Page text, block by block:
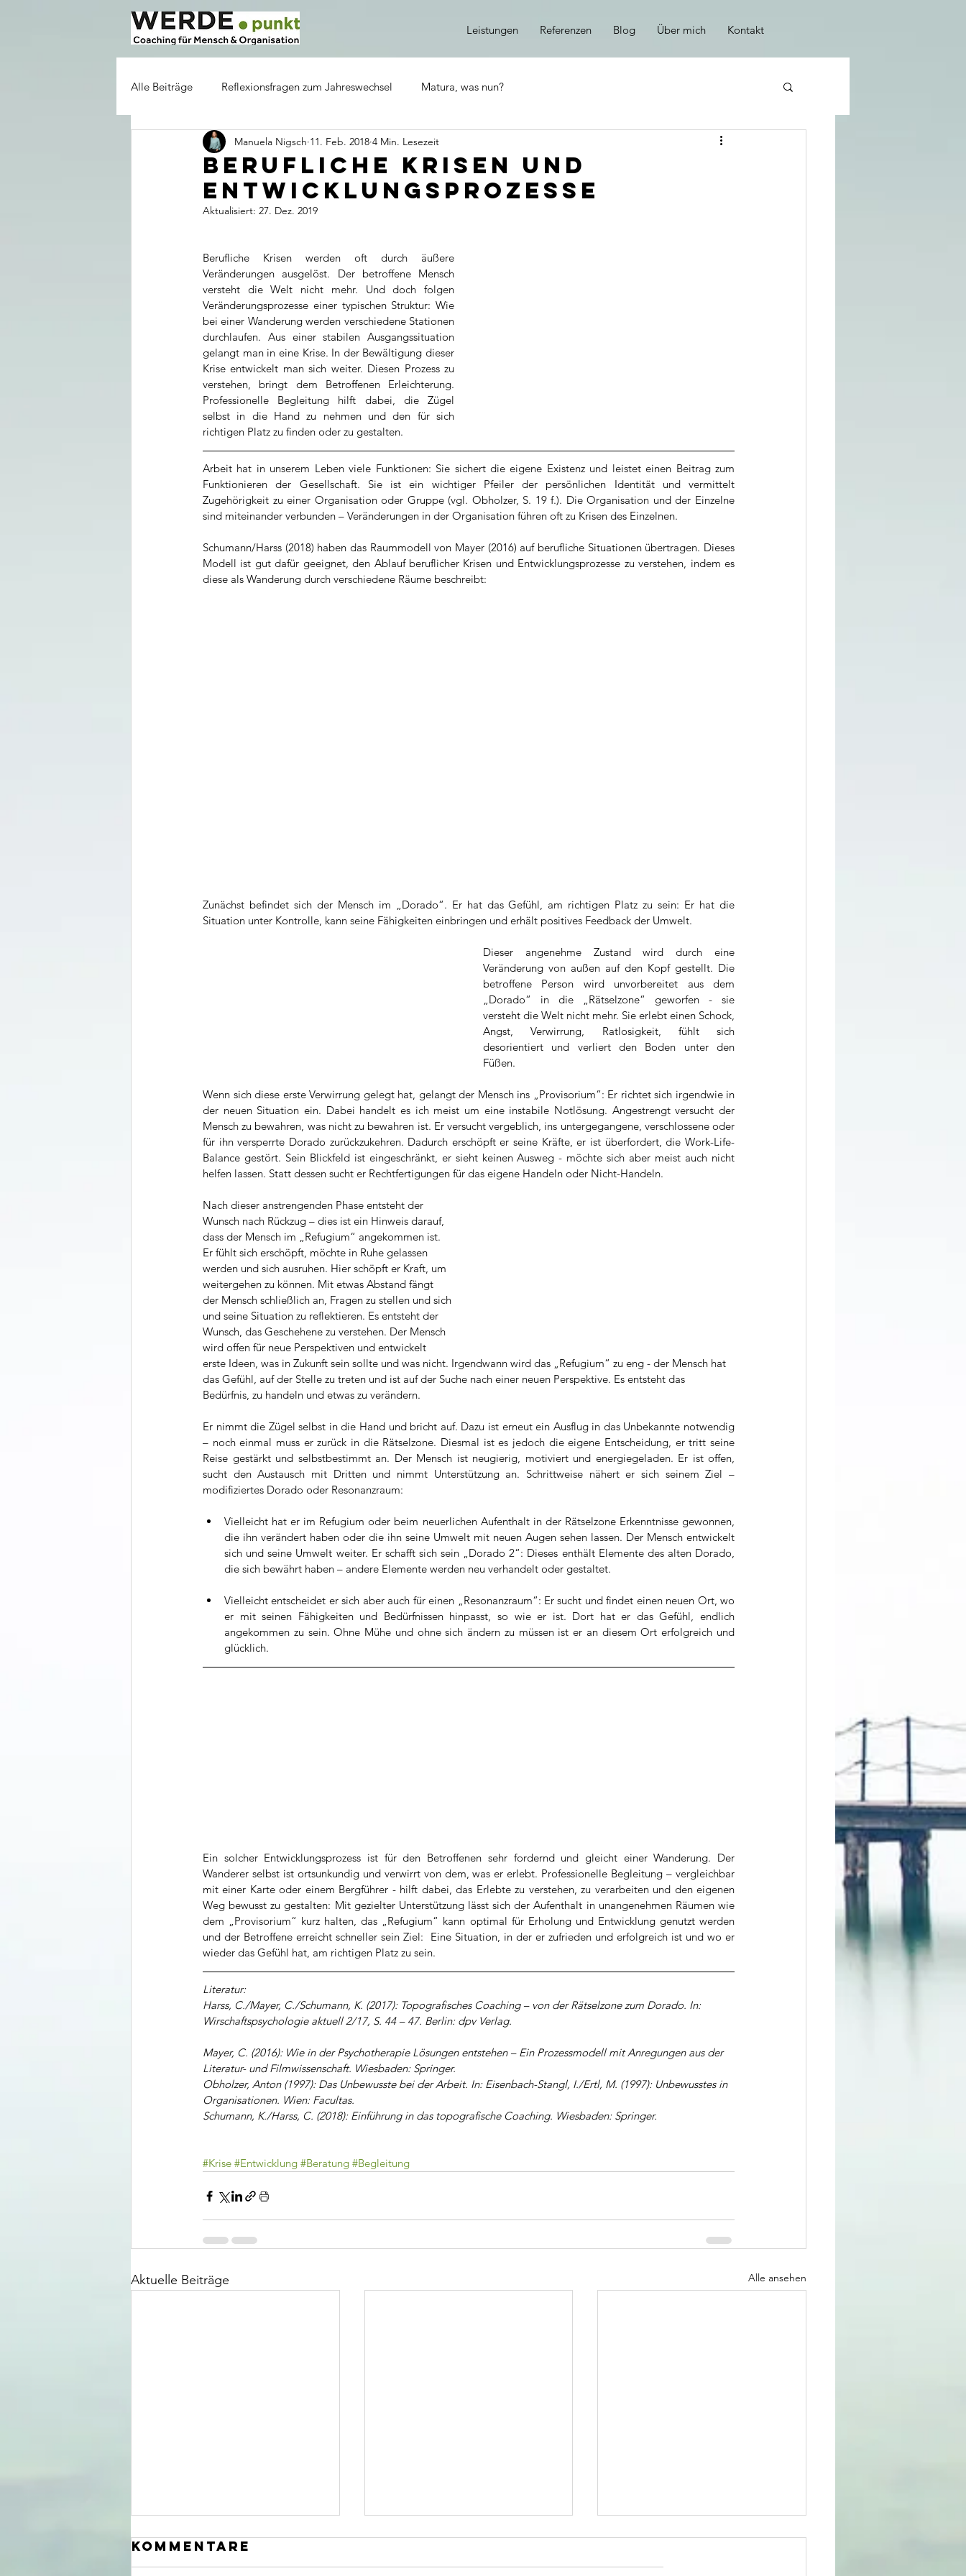
Leistungen Referenzen Blog Über mich Kontakt
Alle Beiträge Reflexionsfragen zum Jahreswechsel Matura, was nun?
Berufliche Krisen und
Entwicklungsprozesse
Manuela Nigsch 11. Feb. 2018 4 Min. Lesezeit
Aktualisiert: 27. Dez. 2019
Berufliche Krisen werden oft durch äußere
Veränderungen ausgelöst. Der betroffene Mensch
versteht die Welt nicht mehr. Und doch folgen
Veränderungsprozesse einer typischen Struktur: Wie
bei einer Wanderung werden verschiedene Stationen
durchlaufen. Aus einer stabilen Ausgangssituation
gelangt man in eine Krise. In der Bewältigung dieser
Krise entwickelt man sich weiter. Diesen Prozess zu
verstehen, bringt dem Betroffenen Erleichterung.
Professionelle Begleitung hilft dabei, die Zügel
selbst in die Hand zu nehmen und den für sich
richtigen Platz zu finden oder zu gestalten.
Arbeit hat in unserem Leben viele Funktionen: Sie sichert die eigene Existenz und leistet einen Beitrag zum
Funktionieren der Gesellschaft. Sie ist ein wichtiger Pfeiler der persönlichen Identität und vermittelt
Zugehörigkeit zu einer Organisation oder Gruppe (vgl. Obholzer, S. 19 f.). Die Organisation und der Einzelne
sind miteinander verbunden – Veränderungen in der Organisation führen oft zu Krisen des Einzelnen.
Schumann/Harss (2018) haben das Raummodell von Mayer (2016) auf berufliche Situationen übertragen. Dieses
Modell ist gut dafür geeignet, den Ablauf beruflicher Krisen und Entwicklungsprozesse zu verstehen, indem es
diese als Wanderung durch verschiedene Räume beschreibt:
Zunächst befindet sich der Mensch im „Dorado“. Er hat das Gefühl, am richtigen Platz zu sein: Er hat die
Situation unter Kontrolle, kann seine Fähigkeiten einbringen und erhält positives Feedback der Umwelt.
Dieser angenehme Zustand wird durch eine
Veränderung von außen auf den Kopf gestellt. Die
betroffene Person wird unvorbereitet aus dem
„Dorado“ in die „Rätselzone“ geworfen - sie
versteht die Welt nicht mehr. Sie erlebt einen Schock,
Angst, Verwirrung, Ratlosigkeit, fühlt sich
desorientiert und verliert den Boden unter den
Füßen.
Wenn sich diese erste Verwirrung gelegt hat, gelangt der Mensch ins „Provisorium“: Er richtet sich irgendwie in
der neuen Situation ein. Dabei handelt es ich meist um eine instabile Notlösung. Angestrengt versucht der
Mensch zu bewahren, was nicht zu bewahren ist. Er versucht vergeblich, ins untergegangene, verschlossene oder
für ihn versperrte Dorado zurückzukehren. Dadurch erschöpft er seine Kräfte, er ist überfordert, die Work-Life-
Balance gestört. Sein Blickfeld ist eingeschränkt, er sieht keinen Ausweg - möchte sich aber meist auch nicht
helfen lassen. Statt dessen sucht er Rechtfertigungen für das eigene Handeln oder Nicht-Handeln.
Nach dieser anstrengenden Phase entsteht der
Wunsch nach Rückzug – dies ist ein Hinweis darauf,
dass der Mensch im „Refugium“ angekommen ist.
Er fühlt sich erschöpft, möchte in Ruhe gelassen
werden und sich ausruhen. Hier schöpft er Kraft, um
weitergehen zu können. Mit etwas Abstand fängt
der Mensch schließlich an, Fragen zu stellen und sich
und seine Situation zu reflektieren. Es entsteht der
Wunsch, das Geschehene zu verstehen. Der Mensch
wird offen für neue Perspektiven und entwickelt
erste Ideen, was in Zukunft sein sollte und was nicht. Irgendwann wird das „Refugium“ zu eng - der Mensch hat
das Gefühl, auf der Stelle zu treten und ist auf der Suche nach einer neuen Perspektive. Es entsteht das
Bedürfnis, zu handeln und etwas zu verändern.
Er nimmt die Zügel selbst in die Hand und bricht auf. Dazu ist erneut ein Ausflug in das Unbekannte notwendig
– noch einmal muss er zurück in die Rätselzone. Diesmal ist es jedoch die eigene Entscheidung, er tritt seine
Reise gestärkt und selbstbestimmt an. Der Mensch ist neugierig, motiviert und energiegeladen. Er ist offen,
sucht den Austausch mit Dritten und nimmt Unterstützung an. Schrittweise nähert er sich seinem Ziel –
modifiziertes Dorado oder Resonanzraum:
Vielleicht hat er im Refugium oder beim neuerlichen Aufenthalt in der Rätselzone Erkenntnisse gewonnen,
die ihn verändert haben oder die ihn seine Umwelt mit neuen Augen sehen lassen. Der Mensch entwickelt
sich und seine Umwelt weiter. Er schafft sich sein „Dorado 2“: Dieses enthält Elemente des alten Dorado,
die sich bewährt haben – andere Elemente werden neu verhandelt oder gestaltet.
Vielleicht entscheidet er sich aber auch für einen „Resonanzraum“: Er sucht und findet einen neuen Ort, wo
er mit seinen Fähigkeiten und Bedürfnissen hinpasst, so wie er ist. Dort hat er das Gefühl, endlich
angekommen zu sein. Ohne Mühe und ohne sich ändern zu müssen ist er an diesem Ort erfolgreich und
glücklich.
Ein solcher Entwicklungsprozess ist für den Betroffenen sehr fordernd und gleicht einer Wanderung. Der
Wanderer selbst ist ortsunkundig und verwirrt von dem, was er erlebt. Professionelle Begleitung – vergleichbar
mit einer Karte oder einem Bergführer - hilft dabei, das Erlebte zu verstehen, zu verarbeiten und den eigenen
Weg bewusst zu gestalten: Mit gezielter Unterstützung lässt sich der Aufenthalt in unangenehmen Räumen wie
dem „Provisorium“ kurz halten, das „Refugium“ kann optimal für Erholung und Entwicklung genutzt werden
und der Betroffene erreicht schneller sein Ziel:  Eine Situation, in der er zufrieden und erfolgreich ist und wo er
wieder das Gefühl hat, am richtigen Platz zu sein.
Literatur:
Harss, C./Mayer, C./Schumann, K. (2017): Topografisches Coaching – von der Rätselzone zum Dorado. In:
Wirschaftspsychologie aktuell 2/17, S. 44 – 47. Berlin: dpv Verlag.
Mayer, C. (2016): Wie in der Psychotherapie Lösungen entstehen – Ein Prozessmodell mit Anregungen aus der
Literatur- und Filmwissenschaft. Wiesbaden: Springer.
Obholzer, Anton (1997): Das Unbewusste bei der Arbeit. In: Eisenbach-Stangl, I./Ertl, M. (1997): Unbewusstes in
Organisationen. Wien: Facultas.
Schumann, K./Harss, C. (2018): Einführung in das topografische Coaching. Wiesbaden: Springer.
#Krise #Entwicklung #Beratung #Begleitung
Aktuelle Beiträge Alle ansehen
Kommentare